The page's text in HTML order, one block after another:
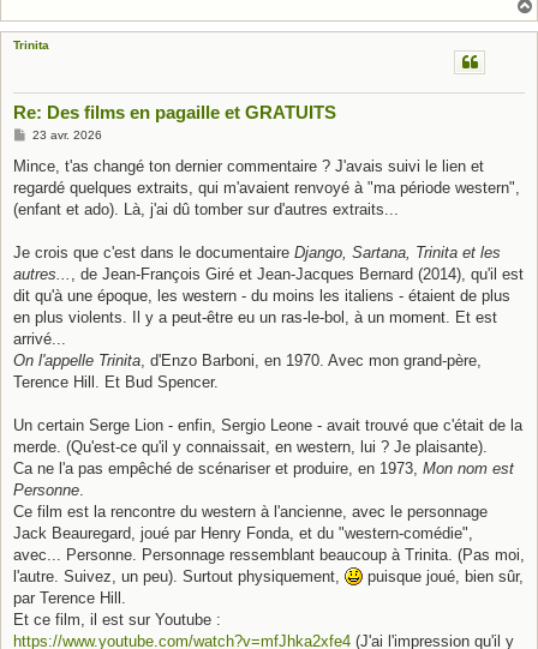
Trinita
Re: Des films en pagaille et GRATUITS
M
s
a
g
23 avr. 2026
Mince, t'as changé ton dernier commentaire ? J'avais suivi le lien et
regardé quelques extraits, qui m'avaient renvoyé à "ma période western",
(enfant et ado). Là, j'ai dû tomber sur d'autres extraits...
Je crois que c'est dans le documentaire Django, Sartana, Trinita et les
autres... , de Jean-François Giré et Jean-Jacques Bernard (2014), qu'il est
dit qu'à une époque, les western - du moins les italiens - étaient de plus
en plus violents. Il y a peut-être eu un ras-le-bol, à un moment. Et est
arrivé...
On l'appelle Trinita, d'Enzo Barboni, en 1970. Avec mon grand-père,
Terence Hill. Et Bud Spencer.
Un certain Serge Lion - enfin, Sergio Leone - avait trouvé que c'était de la
merde. (Qu'est-ce qu'il y connaissait, en western, lui ? Je plaisante).
Ca ne l'a pas empêché de scénariser et produire, en 1973, Mon nom est
Personne.
Ce film est la rencontre du western à l'ancienne, avec le personnage
Jack Beauregard, joué par Henry Fonda, et du "western-comédie",
avec... Personne. Personnage ressemblant beaucoup à Trinita. (Pas moi,
l'autre. Suivez, un peu). Surtout physiquement,
puisque joué, bien sûr,
par Terence Hill.
Et ce film, il est sur Youtube :
https://www.youtube.com/watch?v=mfJhka2xfe4 (J'ai l'impression qu'il y